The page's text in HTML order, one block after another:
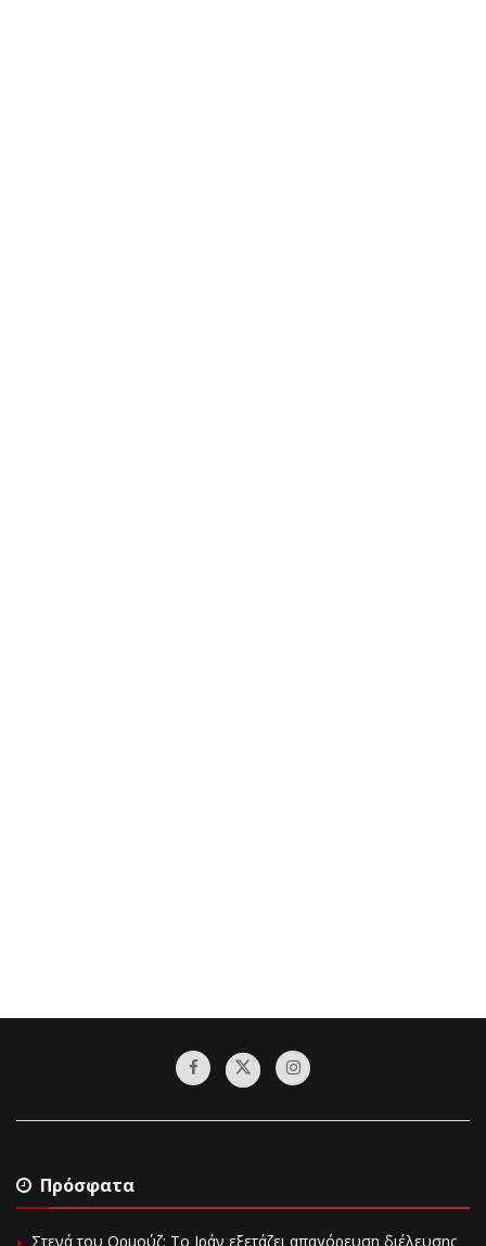
Πρόσφατα
Στενά του Ορμούζ: Το Ιράν εξετάζει απαγόρευση διέλευσης